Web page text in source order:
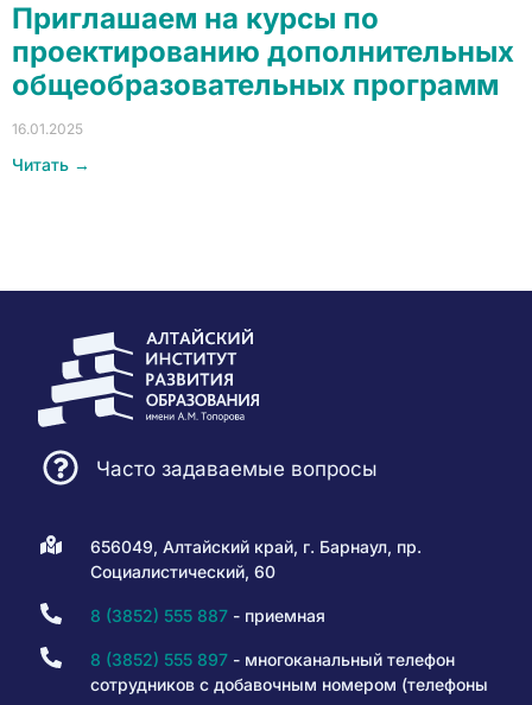
Приглашаем на курсы по
проектированию дополнительных
общеобразовательных программ
16.01.2025
Читать →
Часто задаваемые вопросы
656049, Алтайский край, г. Барнаул, пр.
Социалистический, 60
8 (3852) 555 887- приемная
8 (3852) 555 897- многоканальный телефон
сотрудников с добавочным номером (телефоны